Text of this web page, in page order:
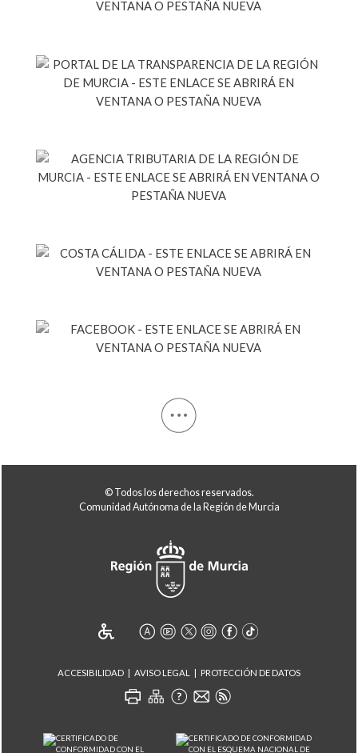
© Todos los derechos reservados.
Comunidad Autónoma de la Región de Murcia
ACCESIBILIDAD AVISO LEGAL PROTECCIÓN DE DATOS